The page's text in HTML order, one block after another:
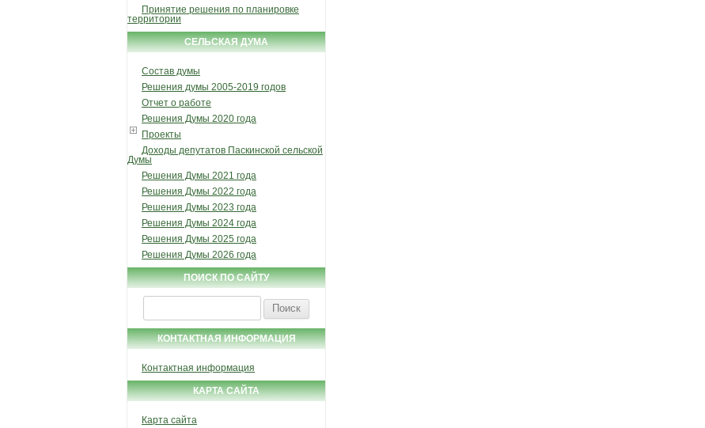
Принятие решения по планировке
территории
СЕЛЬСКАЯ ДУМА
Состав думы
Решения думы 2005-2019 годов
Отчет о работе
Решения Думы 2020 года
Проекты
Доходы депутатов Паскинской сельской
Думы
Решения Думы 2021 года
Решения Думы 2022 года
Решения Думы 2023 года
Решения Думы 2024 года
Решения Думы 2025 года
Решения Думы 2026 года
ПОИСК ПО САЙТУ
КОНТАКТНАЯ ИНФОРМАЦИЯ
Контактная информация
КАРТА САЙТА
Карта сайта